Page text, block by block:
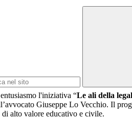
l'iniziativa “Le ali della
Giuseppe Lo Vecchio. Il
alto valore educativo e civile.